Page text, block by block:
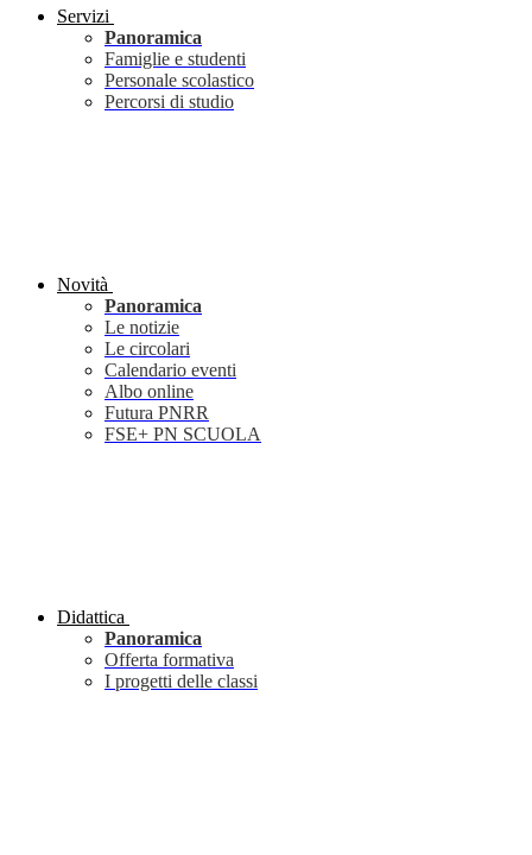
Servizi
Panoramica
Famiglie e studenti
Personale scolastico
Percorsi di studio
Novità
Panoramica
Le notizie
Le circolari
Calendario eventi
Albo online
Futura PNRR
FSE+ PN SCUOLA
Didattica
Panoramica
Offerta formativa
I progetti delle classi